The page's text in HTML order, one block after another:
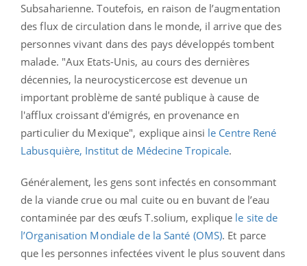
Subsaharienne. Toutefois, en raison de l’augmentation
des flux de circulation dans le monde, il arrive que des
personnes vivant dans des pays développés tombent
malade. "Aux Etats-Unis, au cours des dernières
décennies, la neurocysticercose est devenue un
important problème de santé publique à cause de
l'afflux croissant d'émigrés, en provenance en
particulier du Mexique", explique ainsi le Centre René
Labusquière, Institut de Médecine Tropicale.
Généralement, les gens sont infectés en consommant
de la viande crue ou mal cuite ou en buvant de l’eau
contaminée par des œufs T.solium, explique le site de
l’Organisation Mondiale de la Santé (OMS). Et parce
que les personnes infectées vivent le plus souvent dans